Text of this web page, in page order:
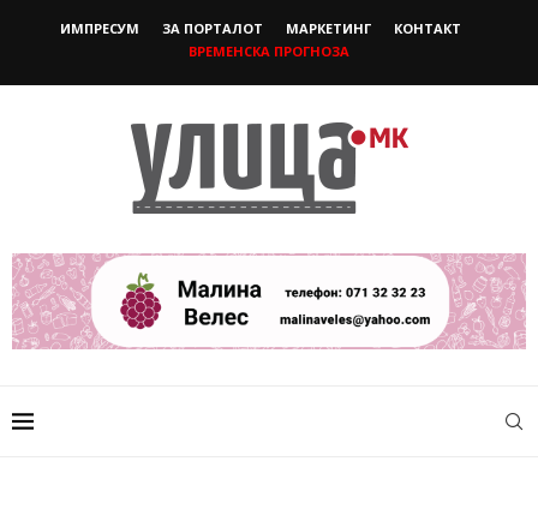
ИМПРЕСУМ ЗА ПОРТАЛОТ МАРКЕТИНГ
КОНТАКТ
ВРЕМЕНСКА ПРОГНОЗА